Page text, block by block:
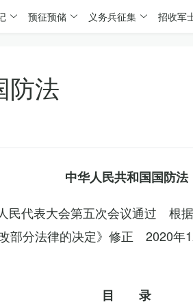
预征预储 义务兵征集 招收军
防法
中华人民共和国国防法
民代表大会第五次会议通过 根
部分法律的决定》修正 2020年
目 录